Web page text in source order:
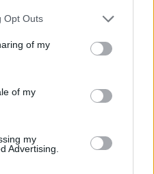
Opt Outs
of my
of my
my
Advertising.